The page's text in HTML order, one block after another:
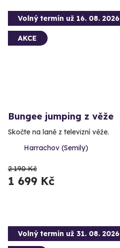
Volný termín už 16. 08. 2026
AKCE
Bungee jumping z věže
Skočte na laně z televizní věže.
Harrachov (Semily)
2 190 Kč
1 699 Kč
Volný termín už 31. 08. 2026